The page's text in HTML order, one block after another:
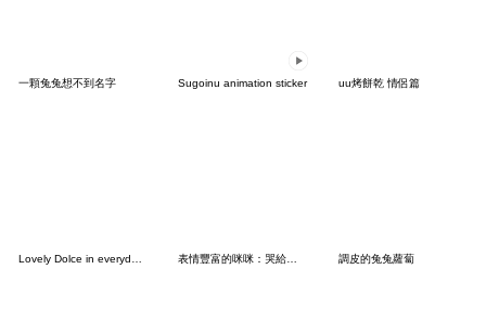
一顆兔兔想不到名字 Sugoinu animation sticker uu烤餅乾 情侶篇
調皮的兔兔蘿蔔